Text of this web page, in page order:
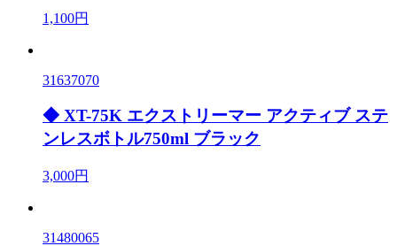
1,100円
31637070
◆ XT-75K エクストリーマー アクティブ ステ
ンレスボトル750ml ブラック
3,000円
31480065